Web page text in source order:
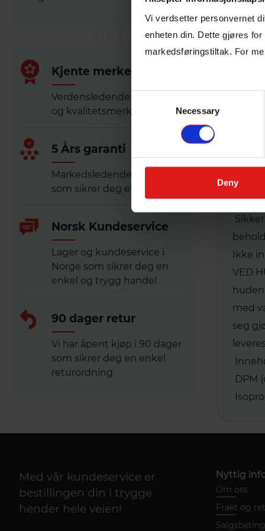
Vi verdsetter personvernet
enheten din. Dette gjøres
markedsføringstiltak. For
Selection
Necessary
Deny
Proff- og anleggsvask
Kjente merker
Verdensledende merkevarer
og kvalitetsmerker
5 Års garanti
Markedsledende garanti
som sikrer deg et trygt kjøp
Norsk Kundeservice
Lager og kundeservice i
Norge som sikrer deg en
enkel og trygg handel
90 dager retur
Vi har åpent kjøp i 90 dager
som sikrer deg en enkel
returordning
Kan
Må
La
Ikke
VED
huden
med
seg
DPM
Med vår kundeservice er
bestillingen din i trygge
hender hele veien!
Nyttig
Om oss
Frakt og